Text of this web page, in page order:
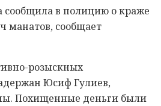
в полицию о краже
манатов, сообщает
розыскных
Юсиф Гулиев,
Похищенные деньги были